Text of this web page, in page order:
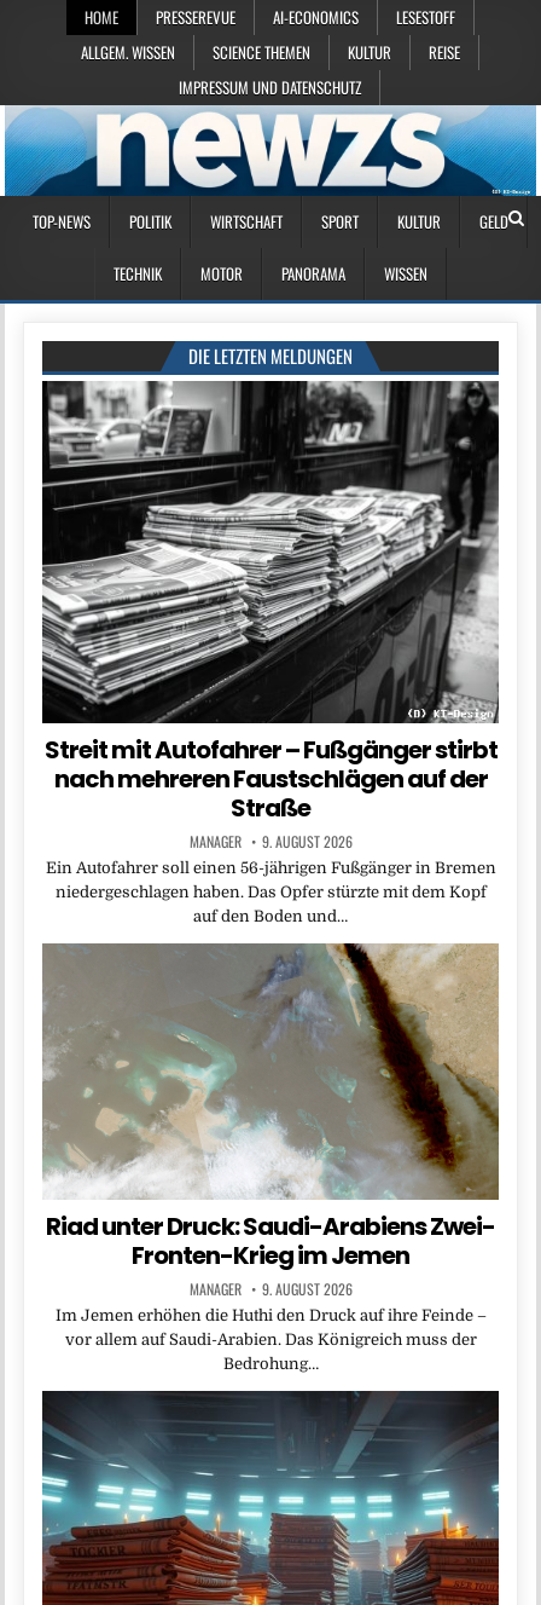
HOME PRESSEREVUE AI-ECONOMICS
LESESTOFF
ALLGEM. WISSEN
SCIENCE THEMEN KULTUR
REISE
IMPRESSUM UND DATENSCHUTZ
TOP-NEWS POLITIK WIRTSCHAFT SPORT KULTUR GELD
TECHNIK MOTOR PANORAMA WISSEN
DIE LETZTEN MELDUNGEN
Streit mit Autofahrer – Fußgänger stirbt
nach mehreren Faustschlägen auf der
Straße
MANAGER 9. AUGUST 2026
Ein Autofahrer soll einen 56-jährigen Fußgänger in Bremen
niedergeschlagen haben. Das Opfer stürzte mit dem Kopf
auf den Boden und…
Riad unter Druck: Saudi-Arabiens Zwei-
Fronten-Krieg im Jemen
MANAGER 9. AUGUST 2026
Im Jemen erhöhen die Huthi den Druck auf ihre Feinde –
vor allem auf Saudi-Arabien. Das Königreich muss der
Bedrohung…